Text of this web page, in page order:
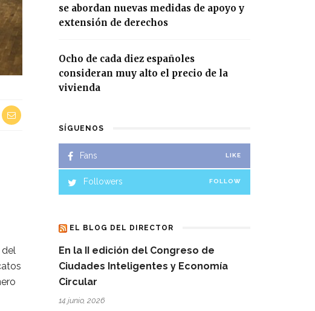
del
se abordan nuevas medidas de apoyo y
extensión de derechos
Ocho de cada diez españoles
consideran muy alto el precio de la
vivienda
SÍGUENOS
Fans LIKE
Followers FOLLOW
EL BLOG DEL DIRECTOR
En la II edición del Congreso de
Ciudades Inteligentes y Economía
Circular
14 junio, 2026